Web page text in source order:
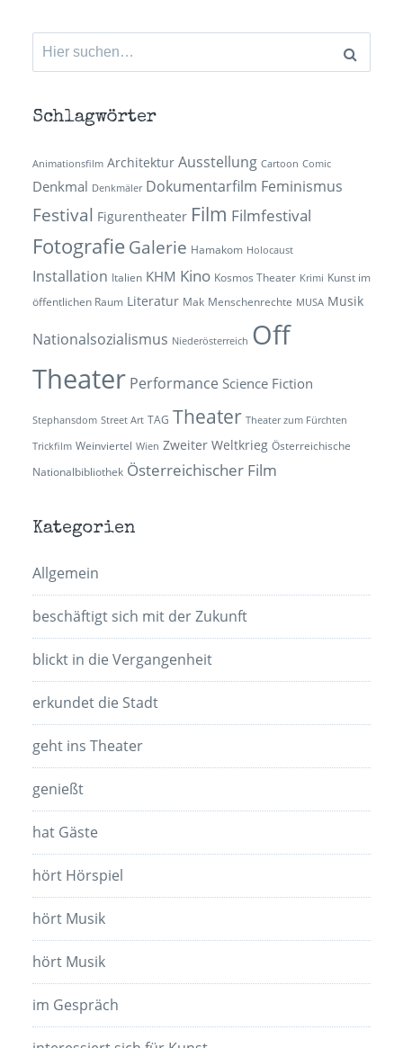
Suchen
nach:
Schlagwörter
Animationsfilm Architektur Ausstellung Cartoon Comic
Denkmal Denkmäler Dokumentarfilm Feminismus
Festival Figurentheater Film Filmfestival
Fotografie Galerie Hamakom Holocaust
Installation Italien KHM Kino Kosmos Theater Krimi Kunst im
öffentlichen Raum Literatur Mak Menschenrechte MUSA Musik
Nationalsozialismus Niederösterreich Off
Theater Performance Science Fiction
Stephansdom Street Art TAG Theater Theater zum Fürchten
Trickfilm Weinviertel Wien Zweiter Weltkrieg Österreichische
Nationalbibliothek Österreichischer Film
Kategorien
Allgemein
beschäftigt sich mit der Zukunft
blickt in die Vergangenheit
erkundet die Stadt
geht ins Theater
genießt
hat Gäste
hört Hörspiel
hört Musik
hört Musik
im Gespräch